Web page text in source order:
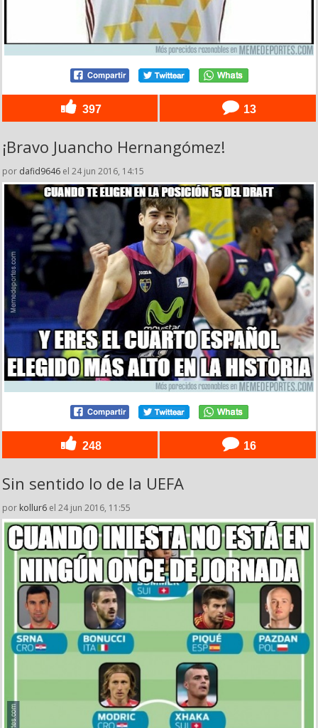
397 13
¡Bravo Juancho Hernangómez!
por dafid9646 el 24 jun 2016, 14:15
248 16
Sin sentido lo de la UEFA
por kollur6 el 24 jun 2016, 11:55